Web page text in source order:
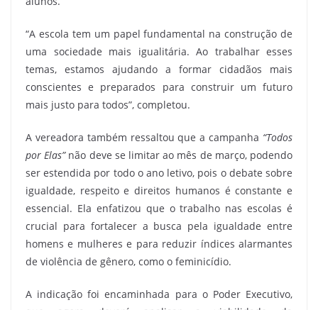
“A escola tem um papel fundamental na construção de
uma sociedade mais igualitária. Ao trabalhar esses
temas, estamos ajudando a formar cidadãos mais
conscientes e preparados para construir um futuro
mais justo para todos”, completou.
A vereadora também ressaltou que a campanha “Todos
por Elas”não deve se limitar ao mês de março, podendo
ser estendida por todo o ano letivo, pois o debate sobre
igualdade, respeito e direitos humanos é constante e
essencial. Ela enfatizou que o trabalho nas escolas é
crucial para fortalecer a busca pela igualdade entre
homens e mulheres e para reduzir índices alarmantes
de violência de gênero, como o feminicídio.
A indicação foi encaminhada para o Poder Executivo,